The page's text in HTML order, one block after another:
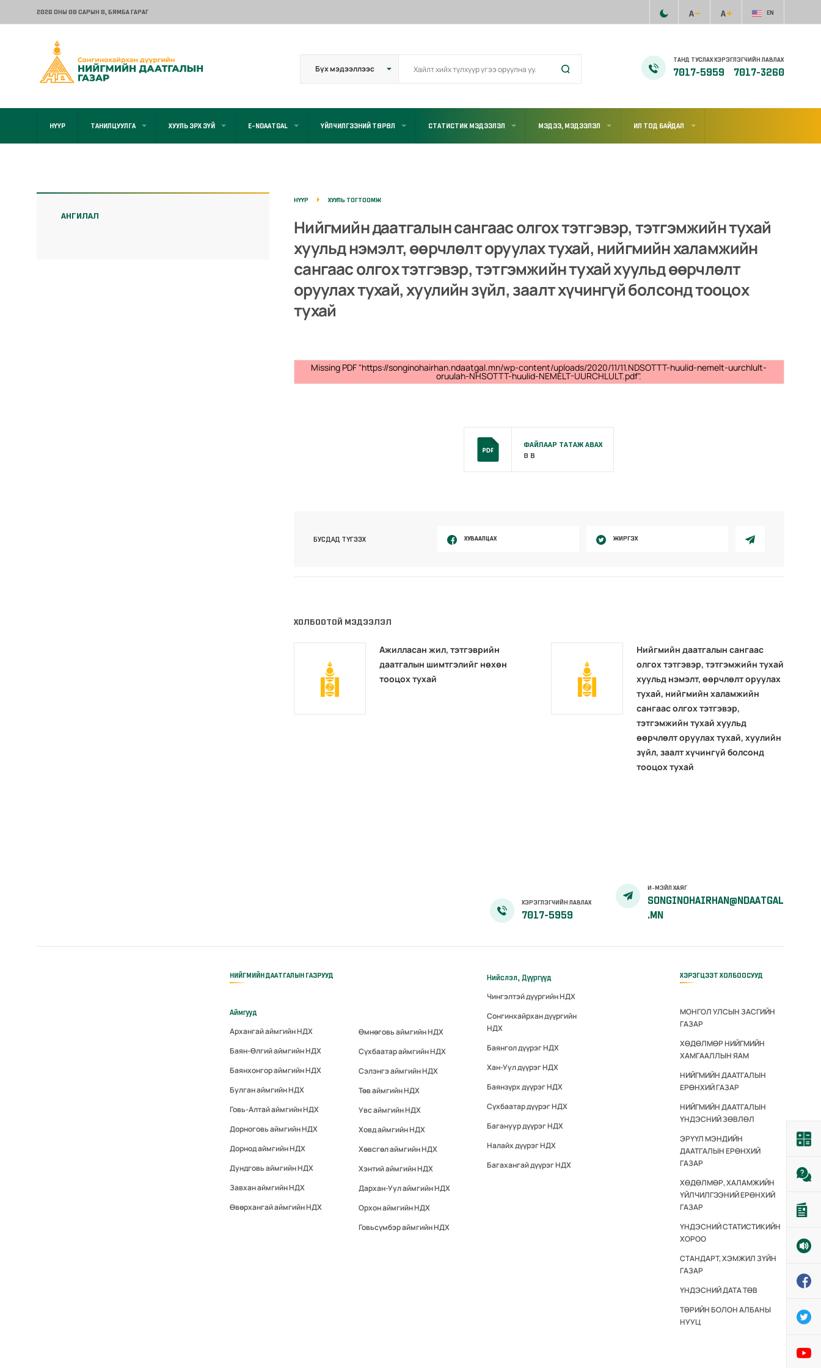
2026 ОНЫ 08 САРЫН 8, БЯМБА ГАРАГ EN
ТАНД ТУСЛАХ ХЭРЭГЛЭГЧИЙН ЛАВЛАХ
7017-5959 7017-3260
НҮҮР ТАНИЛЦУУЛГА ХУУЛЬ ЭРХ ЗҮЙ E-NDAATGAL ҮЙЛЧИЛГЭЭНИЙ ТӨРӨЛ СТАТИСТИК МЭДЭЭЛЭЛ МЭДЭЭ, МЭДЭЭЛЭЛ ИЛ ТОД БАЙДАЛ
АНГИЛАЛ
НҮҮР ХУУЛЬ ТОГТООМЖ
Нийгмийн даатгалын сангаас олгох тэтгэвэр, тэтгэмжийн тухай
хуульд нэмэлт, өөрчлөлт оруулах тухай, нийгмийн халамжийн
сангаас олгох тэтгэвэр, тэтгэмжийн тухай хуульд өөрчлөлт
оруулах тухай, хуулийн зүйл, заалт хүчингүй болсонд тооцох
тухай
Missing PDF "https://songinohairhan.ndaatgal.mn/wp-content/uploads/2020/11/11.NDSOTTT-huulid-nemelt-uurchlult-
oruulah-NHSOTTT-huulid-NEMELT-UURCHLULT.pdf".
ФАЙЛААР ТАТАЖ АВАХ
0 B
БУСДАД ТҮГЭЭХ ХУВААЛЦАХ ЖИРГЭХ
ХОЛБООТОЙ МЭДЭЭЛЭЛ
Ажилласан жил, тэтгэврийн
даатгалын шимтгэлийг нөхөн
тооцох тухай
Нийгмийн даатгалын сангаас
олгох тэтгэвэр, тэтгэмжийн тухай
хуульд нэмэлт, өөрчлөлт оруулах
тухай, нийгмийн халамжийн
сангаас олгох тэтгэвэр,
тэтгэмжийн тухай хуульд
өөрчлөлт оруулах тухай, хуулийн
зүйл, заалт хүчингүй болсонд
тооцох тухай
ХЭРЭГЛЭГЧИЙН ЛАВЛАХ
7017-5959
И-МЭЙЛ ХАЯГ
SONGINOHAIRHAN@NDAATGAL
.MN
НИЙГМИЙН ДААТГАЛЫН ГАЗРУУД
Аймгууд
Архангай аймгийн НДХ
Баян-Өлгий аймгийн НДХ
Баянхонгор аймгийн НДХ
Булган аймгийн НДХ
Говь-Алтай аймгийн НДХ
Дорноговь аймгийн НДХ
Дорнод аймгийн НДХ
Дундговь аймгийн НДХ
Завхан аймгийн НДХ
Өвөрхангай аймгийн НДХ
Өмнөговь аймгийн НДХ
Сүхбаатар аймгийн НДХ
Сэлэнгэ аймгийн НДХ
Төв аймгийн НДХ
Увс аймгийн НДХ
Ховд аймгийн НДХ
Хөвсгөл аймгийн НДХ
Хэнтий аймгийн НДХ
Дархан-Уул аймгийн НДХ
Орхон аймгийн НДХ
Говьсүмбэр аймгийн НДХ
Нийслэл, Дүүргүүд
Чингэлтэй дүүргийн НДХ
Сонгинхайрхан дүүргийн
НДХ
Баянгол дүүрэг НДХ
Хан-Уул дүүрэг НДХ
Баянзүрх дүүрэг НДХ
Сүхбаатар дүүрэг НДХ
Багануур дүүрэг НДХ
Налайх дүүрэг НДХ
Багахангай дүүрэг НДХ
ХЭРЭГЦЭЭТ ХОЛБООСУУД
МОНГОЛ УЛСЫН ЗАСГИЙН
ГАЗАР
ХӨДӨЛМӨР НИЙГМИЙН
ХАМГААЛЛЫН ЯАМ
НИЙГМИЙН ДААТГАЛЫН
ЕРӨНХИЙ ГАЗАР
НИЙГМИЙН ДААТГАЛЫН
ҮНДЭСНИЙ ЗӨВЛӨЛ
ЭРҮҮЛ МЭНДИЙН
ДААТГАЛЫН ЕРӨНХИЙ
ГАЗАР
ХӨДӨЛМӨР, ХАЛАМЖИЙН
ҮЙЛЧИЛГЭЭНИЙ ЕРӨНХИЙ
ГАЗАР
ҮНДЭСНИЙ СТАТИСТИКИЙН
ХОРОО
СТАНДАРТ, ХЭМЖИЛ ЗҮЙН
ГАЗАР
ҮНДЭСНИЙ ДАТА ТӨВ
ТӨРИЙН БОЛОН АЛБАНЫ
НУУЦ